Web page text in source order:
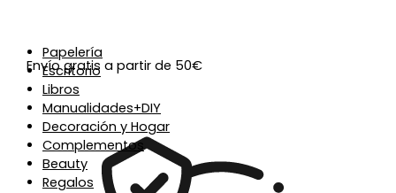
Papelería
Escritorio
Libros
Manualidades+DIY
Decoración y Hogar
Complementos
Beauty
Regalos
Envío gratis a partir de 50€